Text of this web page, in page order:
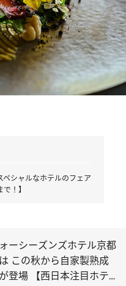
ペシャルなホテルのフェア
！】
ーシーズンズホテル京都
この秋から自家製熟成
登場 【西日本注目ホテ